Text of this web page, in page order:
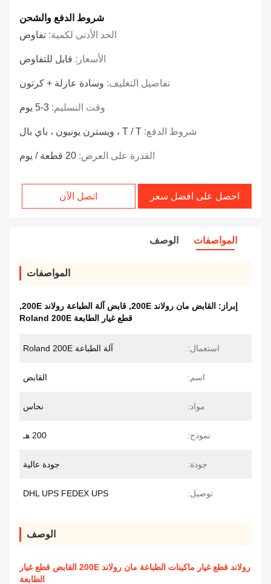
شروط الدفع والشحن
الحد الأدنى لكمية: تفاوض
الأسعار: قابل للتفاوض
تفاصيل التغليف: وسادة عازلة + كرتون
وقت التسليم: 3-5 يوم
شروط الدفع: T / T ، ويسترن يونيون ، باي بال
القدرة على العرض: 20 قطعة / يوم
احصل على افضل سعر اتصل الآن
المواصفات الوصف
المواصفات
إبراز: القابض مان رولاند 200E , قابض آلة الطباعة رولاند 200E
,
قطع غيار الطابعة Roland 200E
استعمال: آلة الطباعة Roland 200E
اسم: القابض
مواد: نحاس
نموذج: 200 هـ
جودة: جودة عالية
توصيل: DHL UPS FEDEX UPS
الوصف
رولاند قطع غيار ماكينات الطباعة مان رولاند 200E القابض قطع غيار
الطابعة